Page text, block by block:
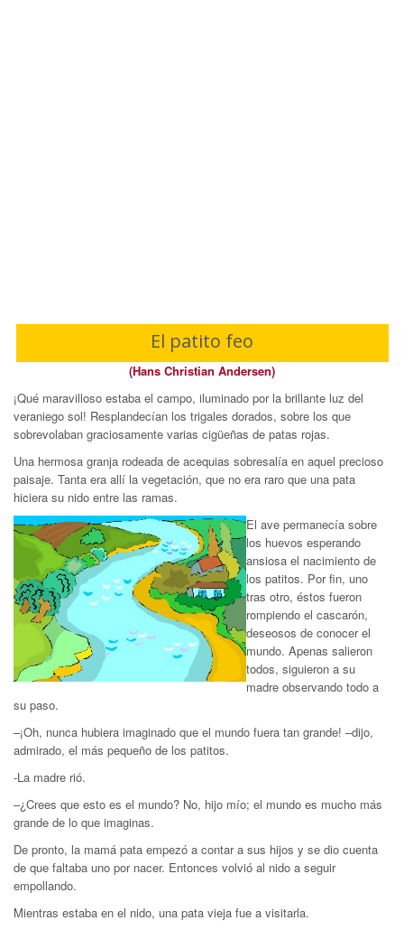
El patito feo
(Hans Christian Andersen)
¡Qué maravilloso estaba el campo, iluminado por la brillante luz del
veraniego sol! Resplandecían los trigales dorados, sobre los que
sobrevolaban graciosamente varias cigüeñas de patas rojas.
Una hermosa granja rodeada de acequias sobresalía en aquel precioso
paisaje. Tanta era allí la vegetación, que no era raro que una pata
hiciera su nido entre las ramas.
El ave permanecía sobre
los huevos esperando
ansiosa el nacimiento de
los patitos. Por fin, uno
tras otro, éstos fueron
rompiendo el cascarón,
deseosos de conocer el
mundo. Apenas salieron
todos, siguieron a su
madre observando todo a
su paso.
–¡Oh, nunca hubiera imaginado que el mundo fuera tan grande! –dijo,
admirado, el más pequeño de los patitos.
-La madre rió.
–¿Crees que esto es el mundo? No, hijo mío; el mundo es mucho más
grande de lo que imaginas.
De pronto, la mamá pata empezó a contar a sus hijos y se dio cuenta
de que faltaba uno por nacer. Entonces volvió al nido a seguir
empollando.
Mientras estaba en el nido, una pata vieja fue a visitarla.